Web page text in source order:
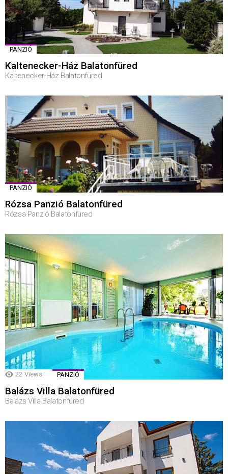
PANZIÓ
Kaltenecker-Ház Balatonfüred
Kaltenecker-Ház Balatonfüred
PANZIÓ
Rózsa Panzió Balatonfüred
Rózsa Panzió Balatonfüred
22 Views PANZIÓ
Balázs Villa Balatonfüred
Balázs Villa Balatonfüred